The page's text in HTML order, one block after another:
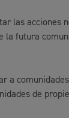
las acciones
la futura
a
de